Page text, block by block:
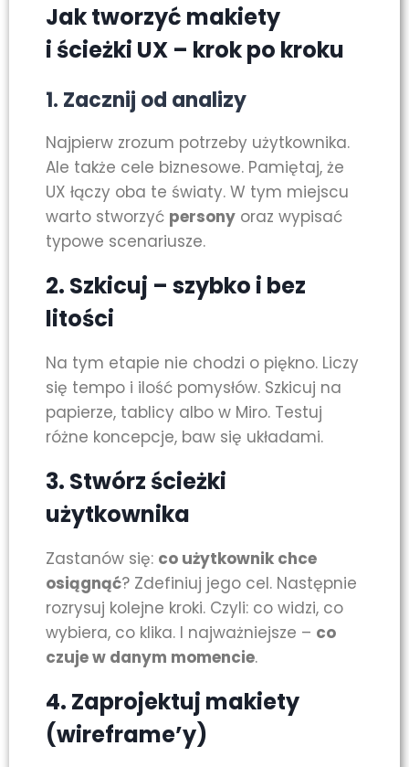
Jak tworzyć makiety
i ścieżki UX – krok po kroku
1. Zacznij od analizy
Najpierw zrozum potrzeby użytkownika.
Ale także cele biznesowe. Pamiętaj, że
UX łączy oba te światy. W tym miejscu
warto stworzyć persony oraz wypisać
typowe scenariusze.
2. Szkicuj – szybko i bez
litości
Na tym etapie nie chodzi o piękno. Liczy
się tempo i ilość pomysłów. Szkicuj na
papierze, tablicy albo w Miro. Testuj
różne koncepcje, baw się układami.
3. Stwórz ścieżki
użytkownika
Zastanów się: co użytkownik chce
osiągnąć? Zdefiniuj jego cel. Następnie
rozrysuj kolejne kroki. Czyli: co widzi, co
wybiera, co klika. I najważniejsze – co
czuje w danym momencie.
4. Zaprojektuj makiety
(wireframe’y)